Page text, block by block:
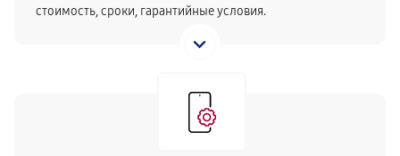
стоимость, сроки, гарантийные условия.